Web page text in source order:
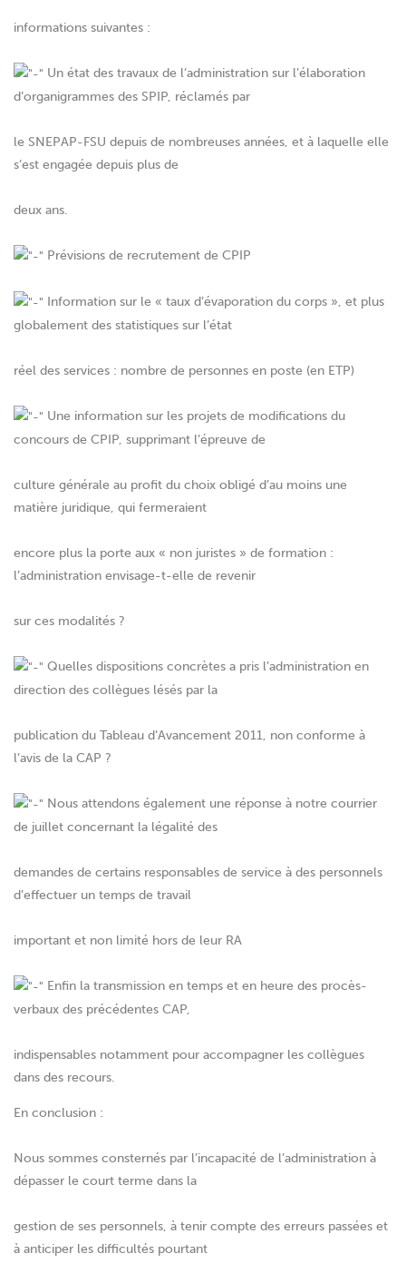
informations suivantes :
Un état des travaux de l’administration sur l’élaboration
d’organigrammes des SPIP, réclamés par
le SNEPAP-FSU depuis de nombreuses années, et à laquelle elle
s’est engagée depuis plus de
deux ans.
Prévisions de recrutement de CPIP
Information sur le « taux d’évaporation du corps », et plus
globalement des statistiques sur l’état
réel des services : nombre de personnes en poste (en ETP)
Une information sur les projets de modifications du
concours de CPIP, supprimant l’épreuve de
culture générale au profit du choix obligé d’au moins une
matière juridique, qui fermeraient
encore plus la porte aux « non juristes » de formation :
l’administration envisage-t-elle de revenir
sur ces modalités ?
Quelles dispositions concrètes a pris l’administration en
direction des collègues lésés par la
publication du Tableau d’Avancement 2011, non conforme à
l’avis de la CAP ?
Nous attendons également une réponse à notre courrier
de juillet concernant la légalité des
demandes de certains responsables de service à des personnels
d’effectuer un temps de travail
important et non limité hors de leur RA
Enfin la transmission en temps et en heure des procès-
verbaux des précédentes CAP,
indispensables notamment pour accompagner les collègues
dans des recours.
En conclusion :
Nous sommes consternés par l’incapacité de l’administration à
dépasser le court terme dans la
gestion de ses personnels, à tenir compte des erreurs passées et
à anticiper les difficultés pourtant